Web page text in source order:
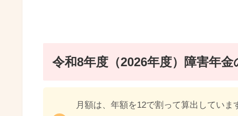
令和8年度（2026年度）障害年
月額は、年額を12で割って算出していま